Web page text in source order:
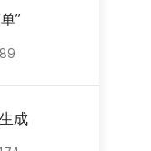
”
成